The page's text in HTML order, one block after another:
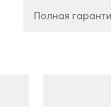
Полная